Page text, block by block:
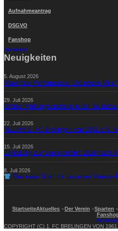
Aufnahmeantrag
DSGVO
Fanshop
Anmelden
Neuigkeiten
5. August 2026
Maximale Performance: Die neuen Mini
29. Juli 2026
Großer Prüfungsandrang in der Ju-Jutsu
22. Juli 2026
NEU im 1. FC Brelingen von 1961 e.V.-
15. Juli 2026
Einladung zur Seniorenfahrt 2026 nach
8. Juli 2026
Das neue Shirt mit unserem Vereins-
StartseiteAktuelles Der Verein Sparten
COPYRIGHT (C) 1. FC BRELINGEN VON 1961